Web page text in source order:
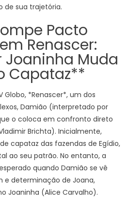
de sua trajetória.
Pacto
Renascer:
Joaninha Muda
Capataz**
Globo, *Renascer*, um dos
Damião (interpretado por
o coloca em confronto direto
Brichta). Inicialmente,
capataz das fazendas de Egídio,
ao seu patrão. No entanto, a
quando Damião se vê
e determinação de Joana,
Joaninha (Alice Carvalho).